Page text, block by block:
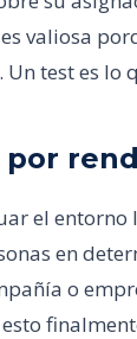
valiosa
test es lo
por
el
en
o